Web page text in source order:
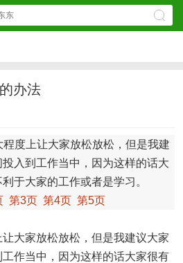
办法
度上让大家放松放松，但是我建
入到工作当中，因为这样的话大
于大家的工作或者是学习。
第3页 第4页 第5页
大家放松放松，但是我建议大家
作当中，因为这样的话大家很有